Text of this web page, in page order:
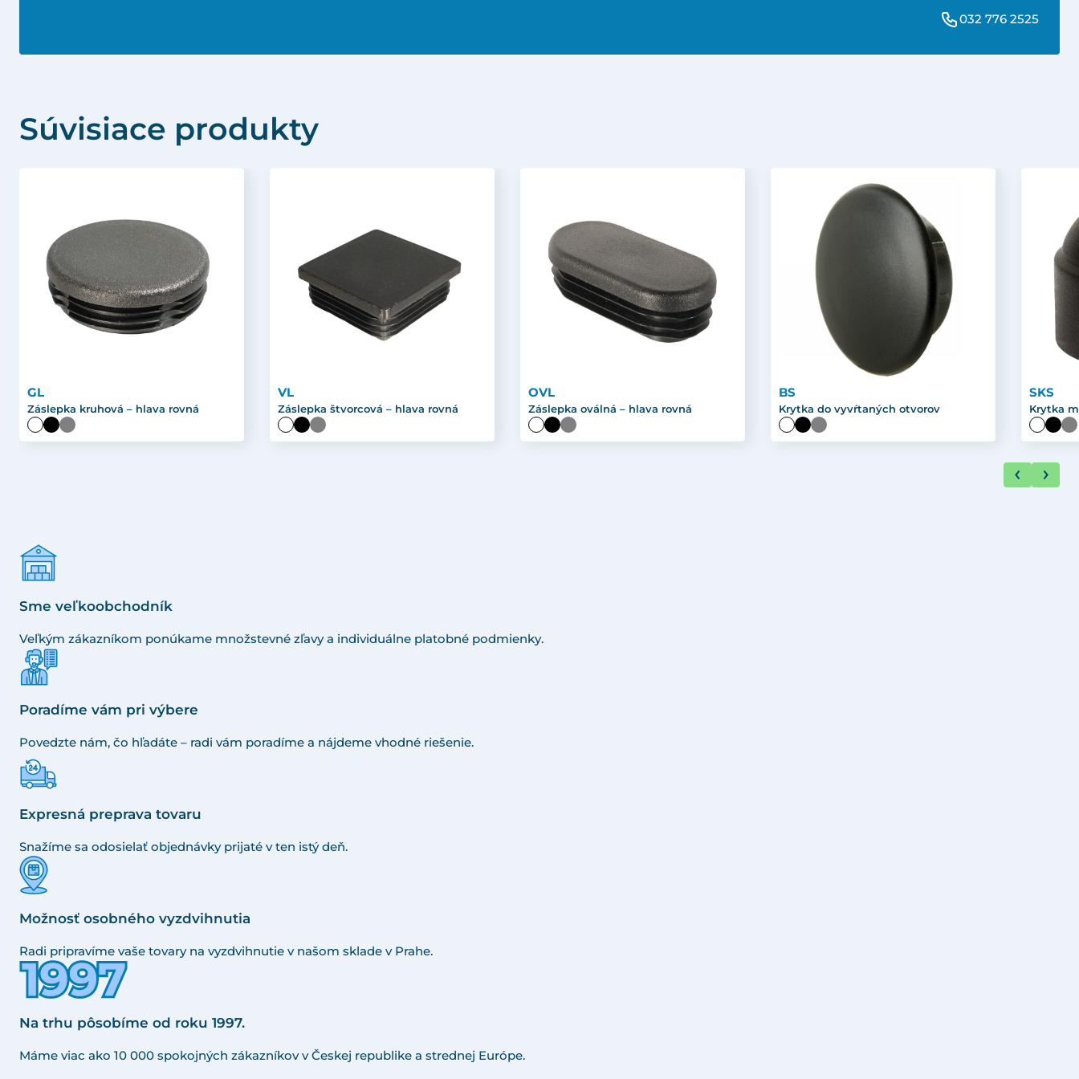
032 776 2525
Súvisiace produkty
GL
Záslepka kruhová – hlava rovná
VL
Záslepka štvorcová – hlava rovná
OVL
Záslepka oválná – hlava rovná
BS
Krytka do vyvŕtaných otvorov
SKS
Krytka
Sme veľkoobchodník
Veľkým zákazníkom ponúkame množstevné zľavy a individuálne platobné podmienky.
Poradíme vám pri výbere
Povedzte nám, čo hľadáte – radi vám poradíme a nájdeme vhodné riešenie.
Expresná preprava tovaru
Snažíme sa odosielať objednávky prijaté v ten istý deň.
Možnosť osobného vyzdvihnutia
Radi pripravíme vaše tovary na vyzdvihnutie v našom sklade v Prahe.
Na trhu pôsobíme od roku 1997.
Máme viac ako 10 000 spokojných zákazníkov v Českej republike a strednej Európe.